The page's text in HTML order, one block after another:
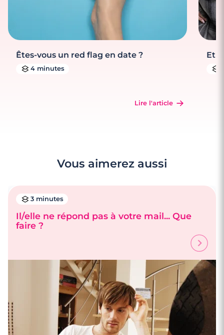
Êtes-vous un red flag en date ?
4 minutes
Lire l'article
Et
Vous aimerez aussi
3 minutes
Il/elle ne répond pas à votre mail... Que
faire ?